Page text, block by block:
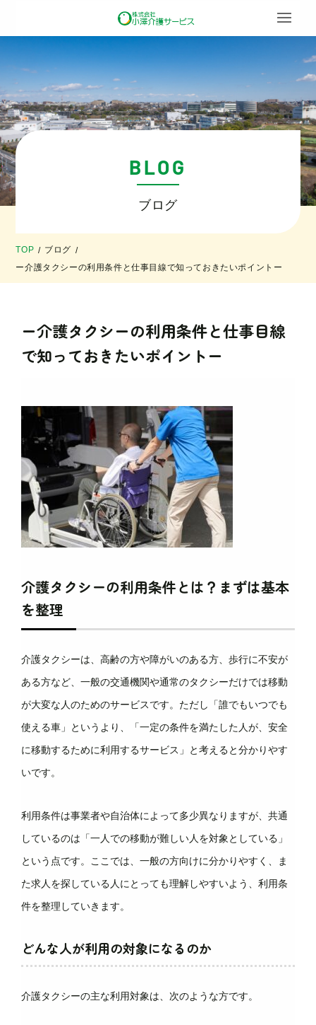
BLOG
ブログ
TOP / ブログ /
ー介護タクシーの利用条件と仕事目線で知っておきたいポイントー
ー介護タクシーの利用条件と仕事目線
で知っておきたいポイントー
介護タクシーの利用条件とは？まずは基本
を整理
介護タクシーは、高齢の方や障がいのある方、歩行に不安が
ある方など、一般の交通機関や通常のタクシーだけでは移動
が大変な人のためのサービスです。ただし「誰でもいつでも
使える車」というより、「一定の条件を満たした人が、安全
に移動するために利用するサービス」と考えると分かりやす
いです。
利用条件は事業者や自治体によって多少異なりますが、共通
しているのは「一人での移動が難しい人を対象としている」
という点です。ここでは、一般の方向けに分かりやすく、ま
た求人を探している人にとっても理解しやすいよう、利用条
件を整理していきます。
どんな人が利用の対象になるのか
介護タクシーの主な利用対象は、次のような方です。